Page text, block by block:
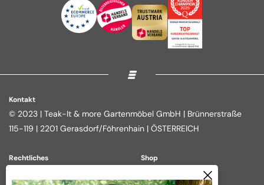
Kontakt
© 2023 | Teak-It & more Gartenmöbel GmbH | Brünnerstraße
115-119 | 2201 Gerasdorf/Föhrenhain | ÖSTERREICH
Rechtliches Shop